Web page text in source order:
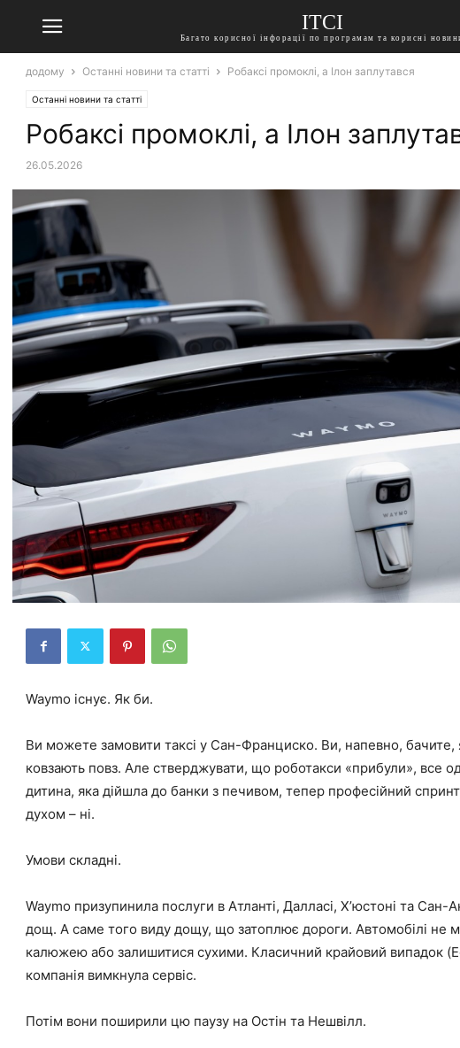
ITCI
Багато корисної інфорації по програмам та корисні
додому Останні новини та статті Робаксі промоклі, а Ілон заплутався
Останні новини та статті
Робаксі промоклі, а Ілон
26.05.2026
Waymo існує. Як би.
Ви можете замовити таксі у Сан-Франциско. Ви, напевно, бачите,
ковзають повз. Але стверджувати, що роботакси «прибули», все
дитина, яка дійшла до банки з печивом, тепер професійний
духом – ні.
Умови складні.
Waymo призупинила послуги в Атланті, Далласі, Х’юстоні та Сан-
дощ. А саме того виду дощу, що затоплює дороги. Автомобілі не
калюжею або залишитися сухими. Класичний крайовий випадок
компанія вимкнула сервіс.
Потім вони поширили цю паузу на Остін та Нешвілл.